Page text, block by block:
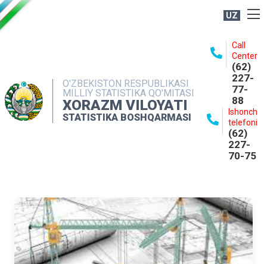
UZ
O'ZBEKISTON RESPUBLIKASI
MILLIY STATISTIKA QO'MITASI
XORAZM VILOYATI
STATISTIKA BOSHQARMASI
Call
Center
(62)
227-
77-
88
Ishonch
telefoni
(62)
227-
70-75
NASHRLAR
INTERAKTIV XIZMATLAR
MATBUOT XIZMATI